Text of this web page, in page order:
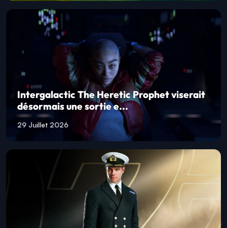
Intergalactic The Heretic Prophet viserait
désormais une sortie e...
29 Juillet 2026